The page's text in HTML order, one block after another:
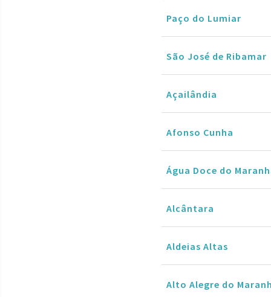
Paço do Lumiar
São José de Ribamar
Açailândia
Afonso Cunha
Água Doce do
Alcântara
Aldeias Altas
Alto Alegre do